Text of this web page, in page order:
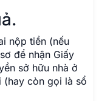
nộp tiền (nếu
để nhận Giấy
sở hữu nhà ở
(hay còn gọi là sổ